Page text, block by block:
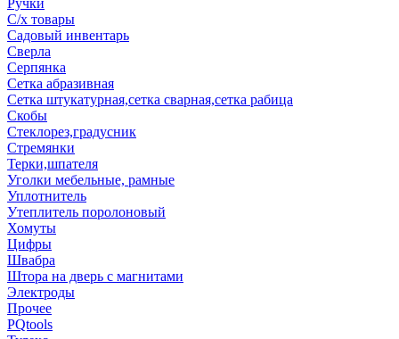
Ручки
С/х товары
Садовый инвентарь
Сверла
Серпянка
Сетка абразивная
Сетка штукатурная,сетка сварная,сетка рабица
Скобы
Стеклорез,градусник
Стремянки
Терки,шпателя
Уголки мебельные, рамные
Уплотнитель
Утеплитель поролоновый
Хомуты
Цифры
Швабра
Штора на дверь с магнитами
Электроды
Прочее
PQtools